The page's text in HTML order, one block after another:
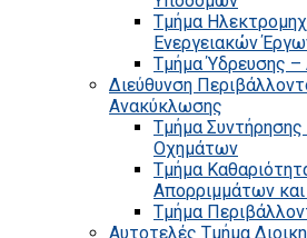
Τμήμα
Ενεργειακών
Τμήμα Ύδρευσης –
Διεύθυνση
Ανακύκλωσης
Τμήμα Συντήρησης
Οχημάτων
Τμήμα
Απορριμμάτων
Τμήμα
Αυτοτελές Τμήμα